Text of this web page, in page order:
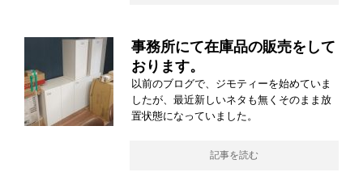
事務所にて在庫品の販売をして
おります。
以前のブログで、ジモティーを始めていま
したが、最近新しいネタも無くそのまま放
置状態になっていました。
記事を読む